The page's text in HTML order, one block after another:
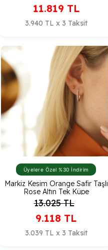
11.819 TL
3.940 TL x 3 Taksit
Üyelere Özel %30 İndirim
Markiz Kesim Orange Safir Taşlı
Rose Altın Tek Küpe
13.025TL
9.118 TL
3.039 TL x 3 Taksit